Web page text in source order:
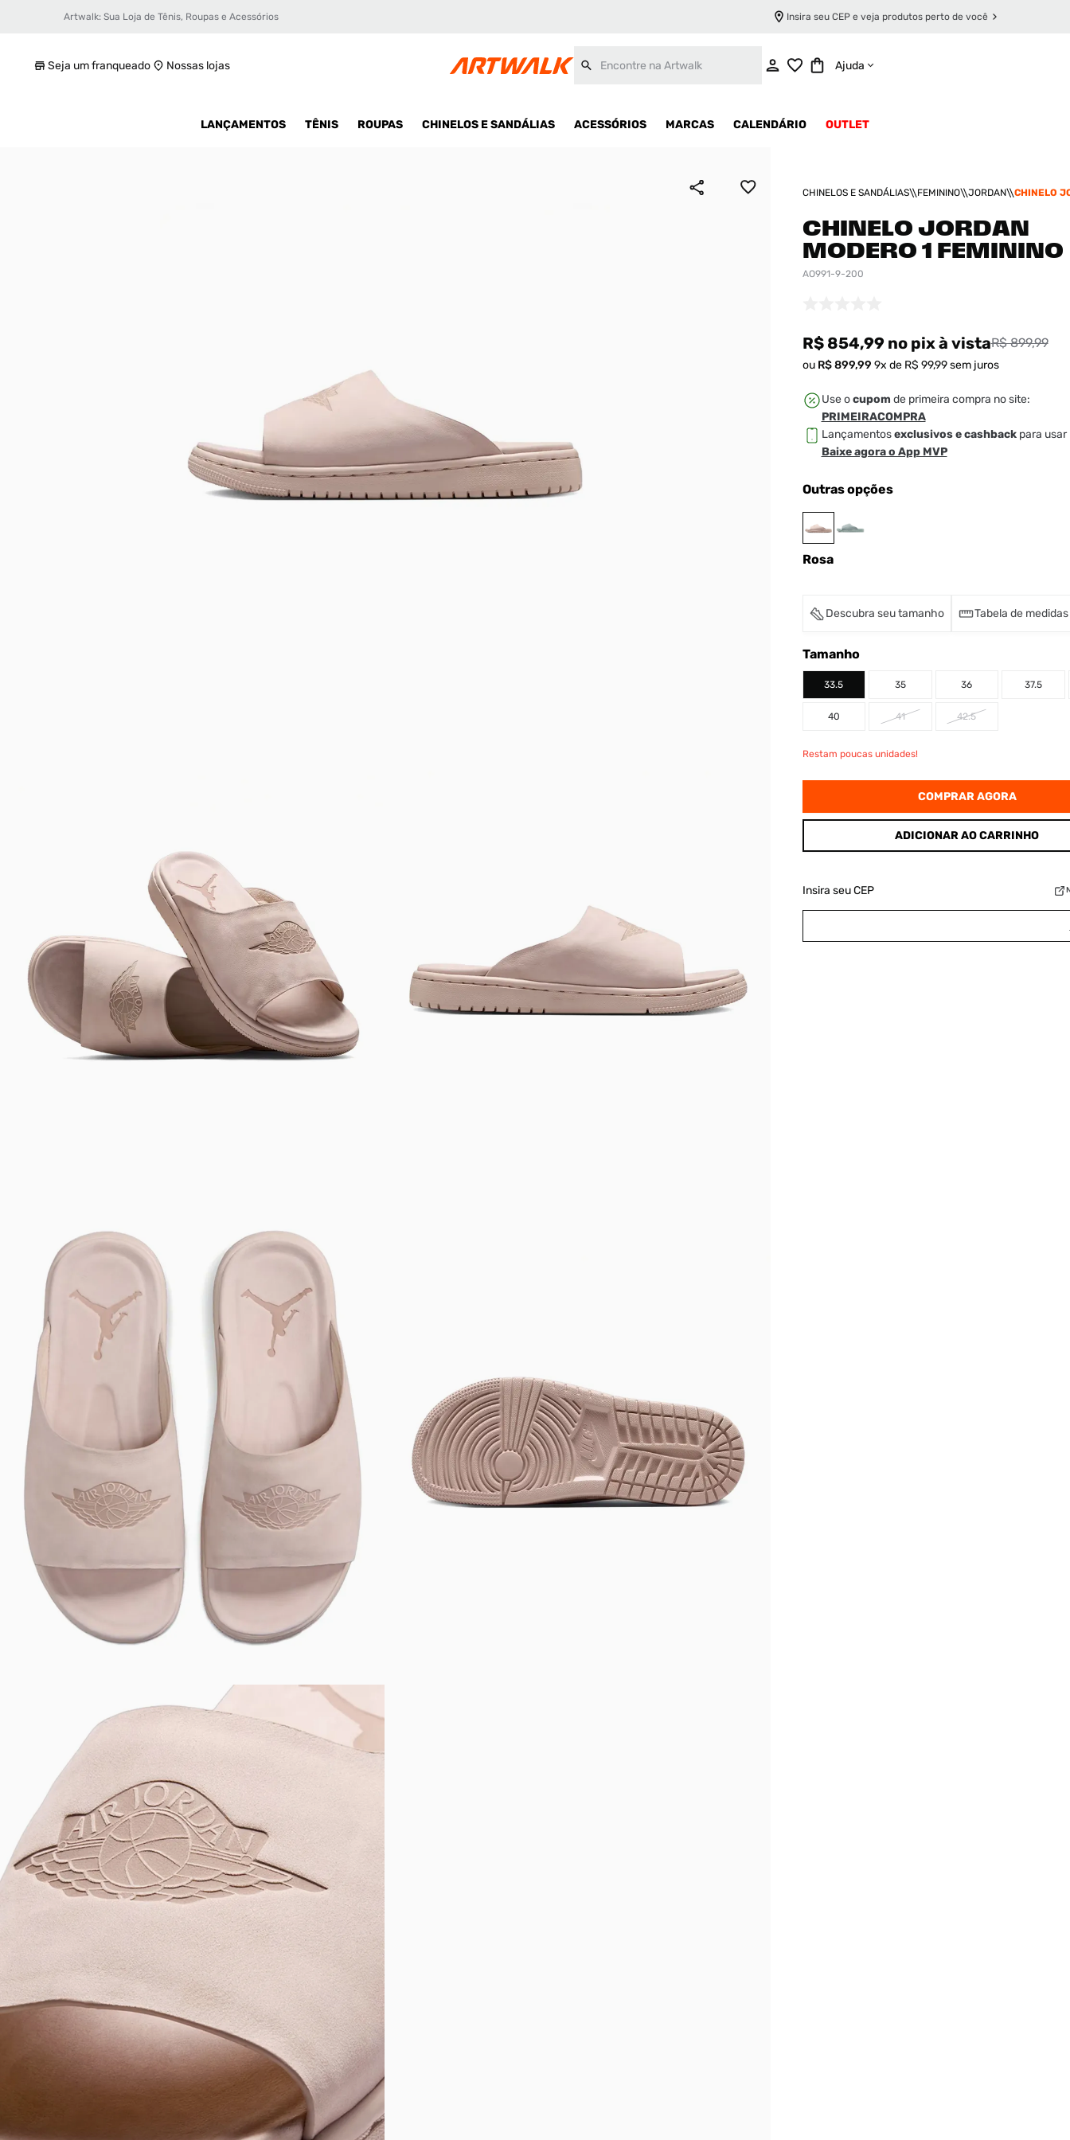
Artwalk: Sua Loja de Tênis, Roupas e Acessórios Insira seu CEP e veja produtos perto de você
Para ter uma melhor experiência de compra, insira seu CEP
Seja um franqueado Nossas lojas Ajuda
LANÇAMENTOS TÊNIS ROUPAS CHINELOS E SANDÁLIAS ACESSÓRIOS MARCAS CALENDÁRIO OUTLET
CHINELOS E SANDÁLIAS FEMININO JORDAN
CHINELO
CHINELO JORDAN
MODERO 1 FEMININO
AO991-9-200
R$ 854,99no pixà vistaR$ 899,99
ou R$ 899,99 9x de R$ 99,99sem juros
Use ocupom de primeira compra no site:
PRIMEIRACOMPRA
Lançamentosexclusivos e cashbackpara usar
Baixe agora o App MVP
Outras opções
Rosa
Descubra seu tamanho Tabela de medidas
Tamanho
33.5 35 36 37.5
40 41 42.5
Restam poucas unidades!
COMPRAR AGORA
ADICIONAR AO CARRINHO
Insira seu CEP
Chinelo Jordan Modero 1 Feminino